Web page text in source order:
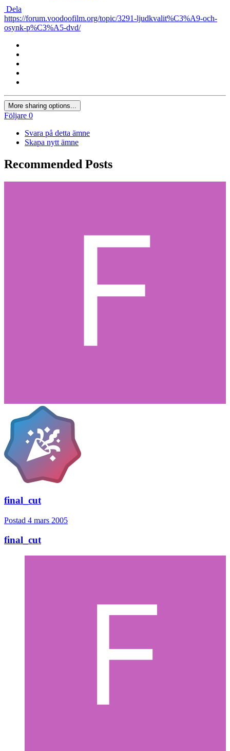
Dela
https://forum.voodoofilm.org/topic/3291-ljudkvalit%C3%A9-och-
osynk-p%C3%A5-dvd/
More sharing options...
Följare 0
Svara på detta ämne
Skapa nytt ämne
Recommended Posts
final_cut
Postad 4 mars 2005
final_cut